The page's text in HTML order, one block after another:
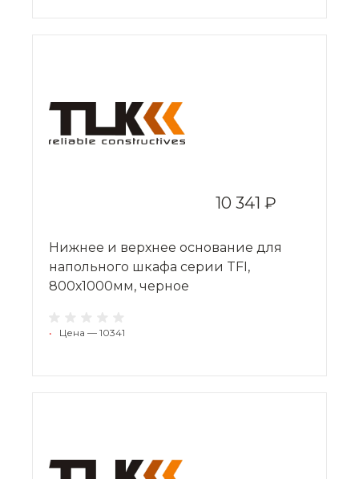
10 341 ₽
Нижнее и верхнее основание для
напольного шкафа серии TFI,
800х1000мм, черное
• Цена — 10341